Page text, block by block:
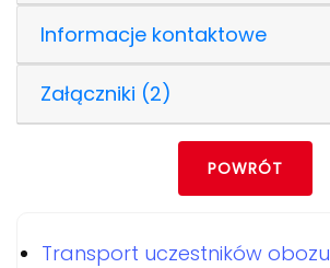
Informacje kontaktowe
Załączniki (2)
POWRÓT
Transport uczestników obozu